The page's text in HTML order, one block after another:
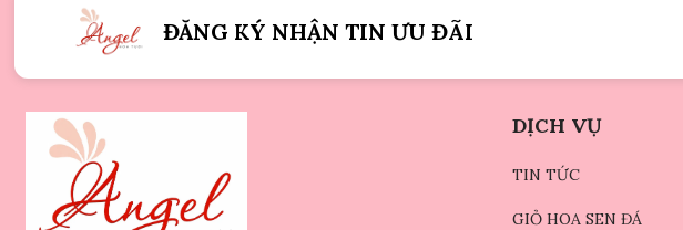
ĐĂNG KÝ NHẬN TIN ƯU ĐÃI
DỊCH VỤ
TIN TỨC
GIỎ HOA SEN ĐÁ